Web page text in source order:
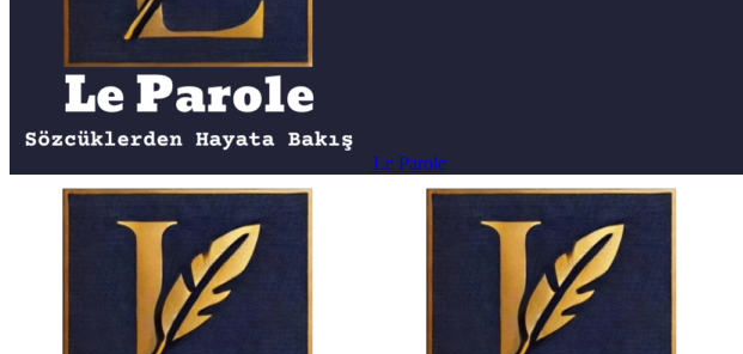
Le Parole